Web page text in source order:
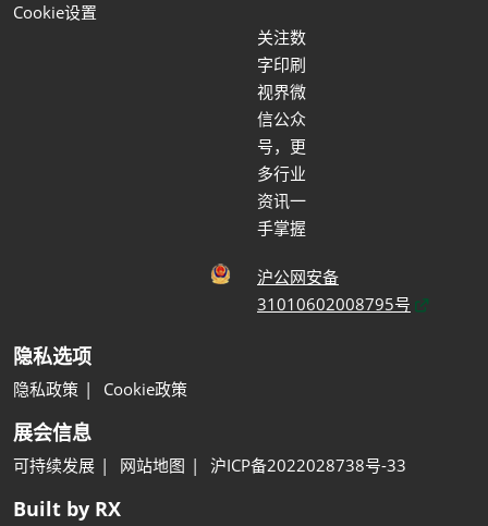
Cookie设置
关注数
字印刷
视界微
信公众
号，更
多行业
资讯一
手掌握
沪公网安备
31010602008795号
隐私选项
隐私政策 Cookie政策
展会信息
可持续发展 网站地图 沪ICP备2022028738号-33
Built by RX